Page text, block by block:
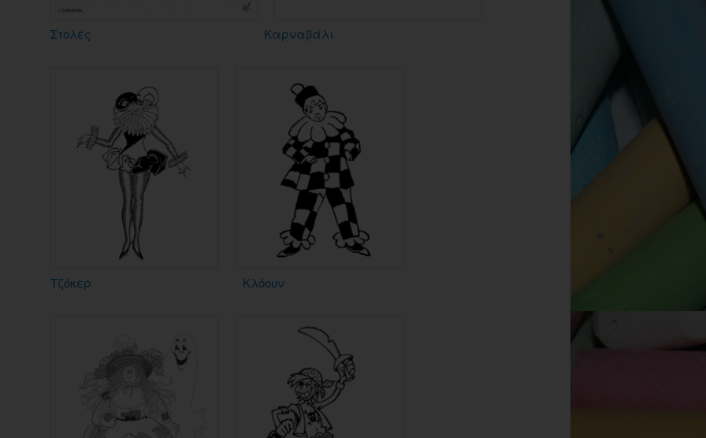
Στολές Καρναβάλι
Τζόκερ Κλόουν